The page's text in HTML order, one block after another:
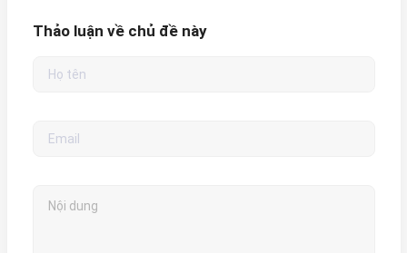
Thảo luận về chủ đề này